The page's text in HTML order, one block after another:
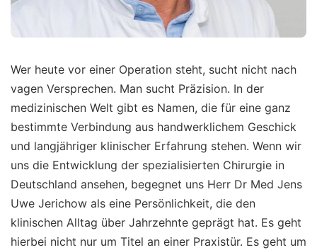
Wer heute vor einer Operation steht, sucht nicht nach
vagen Versprechen. Man sucht Präzision. In der
medizinischen Welt gibt es Namen, die für eine ganz
bestimmte Verbindung aus handwerklichem Geschick
und langjähriger klinischer Erfahrung stehen. Wenn wir
uns die Entwicklung der spezialisierten Chirurgie in
Deutschland ansehen, begegnet uns Herr Dr Med Jens
Uwe Jerichow als eine Persönlichkeit, die den
klinischen Alltag über Jahrzehnte geprägt hat. Es geht
hierbei nicht nur um Titel an einer Praxistür. Es geht um